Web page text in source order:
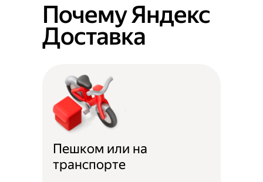
Почему Яндекс
Доставка
Пешком или на
транспорте